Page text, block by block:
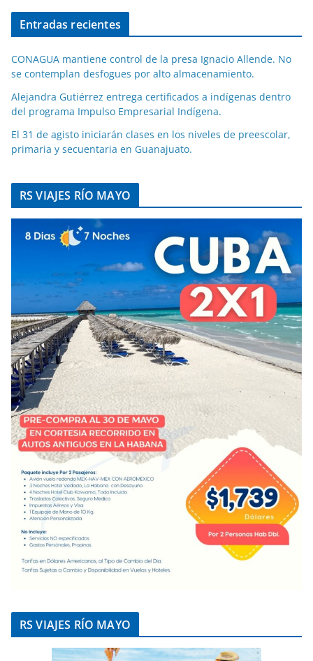
Entradas recientes
CONAGUA mantiene control de la presa Ignacio Allende. No
se contemplan desfogues por alto almacenamiento.
Alejandra Gutiérrez entrega certificados a indígenas dentro
del programa Impulso Empresarial Indígena.
El 31 de agisto iniciarán clases en los niveles de preescolar,
primaria y secuentaria en Guanajuato.
RS VIAJES RÍO MAYO
RS VIAJES RÍO MAYO